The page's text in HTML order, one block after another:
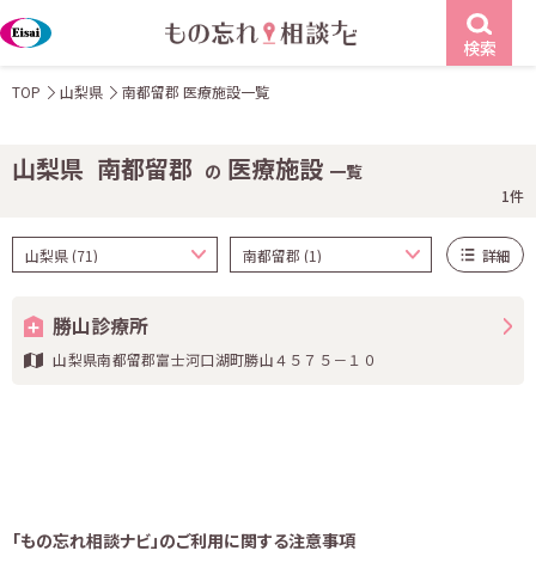
検索
TOP 山梨県 南都留郡 医療施設一覧
山梨県 南都留郡 の 医療施設 一覧
1件
詳細
勝山診療所
山梨県南都留郡富士河口湖町勝山４５７５－１０
「もの忘れ相談ナビ」のご利用に関する注意事項